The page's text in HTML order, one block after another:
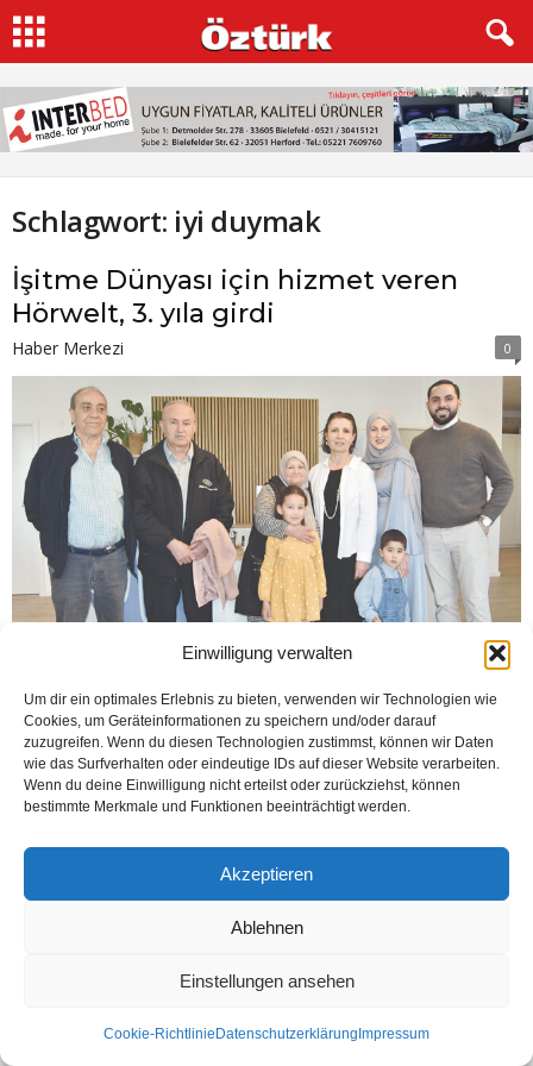
Einwilligung verwalten
Um dir ein optimales Erlebnis zu bieten, verwenden wir Technologien wie
Cookies, um Geräteinformationen zu speichern und/oder darauf
zuzugreifen. Wenn du diesen Technologien zustimmst, können wir Daten
wie das Surfverhalten oder eindeutige IDs auf dieser Website verarbeiten.
Wenn du deine Einwilligung nicht erteilst oder zurückziehst, können
bestimmte Merkmale und Funktionen beeinträchtigt werden.
Akzeptieren
Ablehnen
Einstellungen ansehen
Cookie-Richtlinie Datenschutzerklärung Impressum
Schlagwort: iyi duymak
İşitme Dünyası için hizmet veren
Hörwelt, 3. yıla girdi
Haber Merkezi 0
BIELEFELD Öztürk) İşitme dünyasına hitap eden OWL bölgesinin ilk Türk
kulakçı dükkanını açan Murat Kahraman hizmette 3. yılını müşterileri ile birlikte
kutladı. Oldendruper caddesi üzerindeki...
Weiterlesen
Datenschutzerklärung